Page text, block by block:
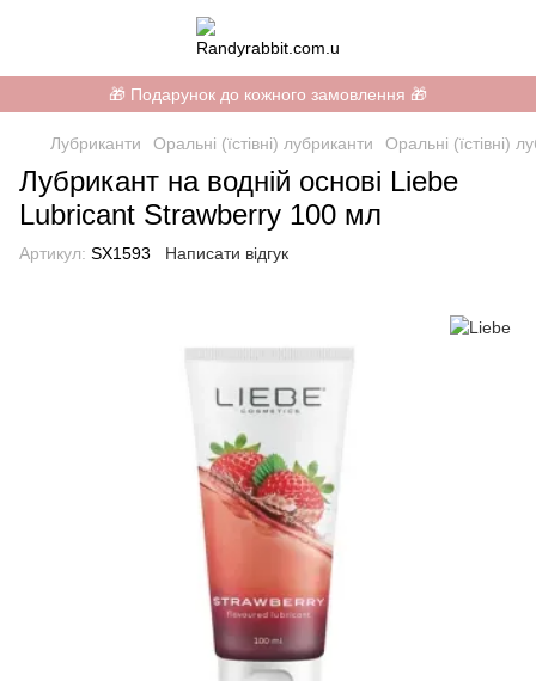
🎁 Подарунок до кожного замовлення 🎁
Лубриканти Оральні (їстівні) лубриканти Оральні (їстівні)
Лубрикант на водній основі Liebe
Lubricant Strawberry 100 мл
Артикул: SX1593 Написати відгук